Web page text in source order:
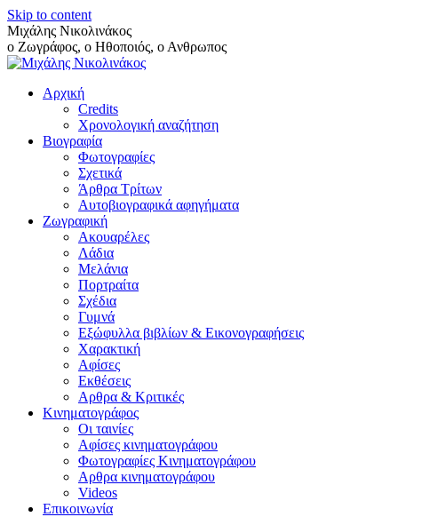
Skip to content
Μιχάλης Νικολινάκος
ο Ζωγράφος, ο Ηθοποιός, ο Ανθρωπος
Αρχική
Credits
Χρονολογική αναζήτηση
Βιογραφία
Φωτογραφίες
Σχετικά
Άρθρα Τρίτων
Αυτοβιογραφικά αφηγήματα
Ζωγραφική
Ακουαρέλες
Λάδια
Μελάνια
Πορτραίτα
Σχέδια
Γυμνά
Εξώφυλλα βιβλίων & Εικονογραφήσεις
Χαρακτική
Αφίσες
Εκθέσεις
Αρθρα & Κριτικές
Κινηματογράφος
Οι ταινίες
Αφίσες κινηματογράφου
Φωτογραφίες Κινηματογράφου
Αρθρα κινηματογράφου
Videos
Επικοινωνία